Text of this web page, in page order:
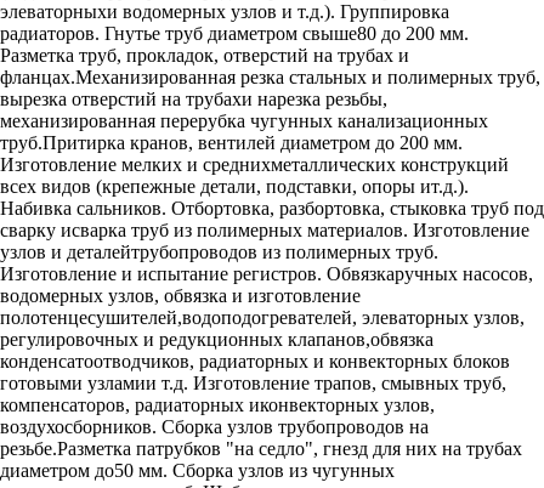
элеваторныхи водомерных узлов и т.д.). Группировка
радиаторов. Гнутье труб диаметром свыше80 до 200 мм.
Разметка труб, прокладок, отверстий на трубах и
фланцах.Механизированная резка стальных и полимерных труб,
вырезка отверстий на трубахи нарезка резьбы,
механизированная перерубка чугунных канализационных
труб.Притирка кранов, вентилей диаметром до 200 мм.
Изготовление мелких и среднихметаллических конструкций
всех видов (крепежные детали, подставки, опоры ит.д.).
Набивка сальников. Отбортовка, разбортовка, стыковка труб под
сварку исварка труб из полимерных материалов. Изготовление
узлов и деталейтрубопроводов из полимерных труб.
Изготовление и испытание регистров. Обвязкаручных насосов,
водомерных узлов, обвязка и изготовление
полотенцесушителей,водоподогревателей, элеваторных узлов,
регулировочных и редукционных клапанов,обвязка
конденсатоотводчиков, радиаторных и конвекторных блоков
готовыми узламии т.д. Изготовление трапов, смывных труб,
компенсаторов, радиаторных иконвекторных узлов,
воздухосборников. Сборка узлов трубопроводов на
резьбе.Разметка патрубков "на седло", гнезд для них на трубах
диаметром до50 мм. Сборка узлов из чугунных